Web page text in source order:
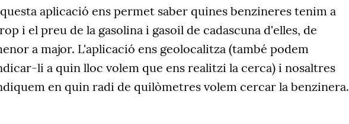
aplicació ens permet saber quines benzineres tenim a
i el preu de la gasolina i gasoil de cadascuna d'elles, de
a major. L'aplicació ens geolocalitza (també podem
li a quin lloc volem que ens realitzi la cerca) i nosaltres
en quin radi de quilòmetres volem cercar la benzinera.